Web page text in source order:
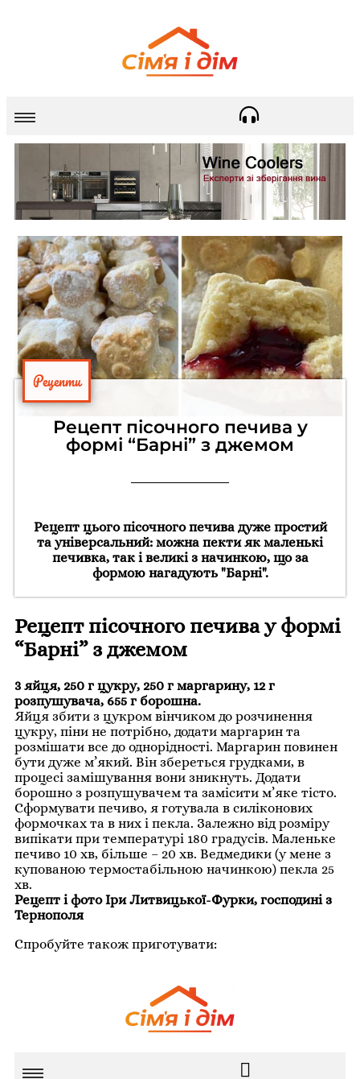
Рецепти
Рецепт пісочного печива у
формі “Барні” з джемом
Рецепт цього пісочного печива дуже простий
та універсальний: можна пекти як маленькі
печивка, так і великі з начинкою, що за
формою нагадують "Барні".
Рецепт пісочного печива у формі
“Барні” з джемом
3 яйця, 250 г цукру, 250 г маргарину, 12 г
розпушувача, 655 г борошна.
Яйця збити з цукром вінчиком до розчинення
цукру, піни не потрібно, додати маргарин та
розмішати все до однорідності. Маргарин повинен
бути дуже м’який. Він збереться грудками, в
процесі замішування вони зникнуть. Додати
борошно з розпушувачем та замісити м’яке тісто.
Сформувати печиво, я готувала в силіконових
формочках та в них і пекла. Залежно від розміру
випікати при температурі 180 градусів. Маленьке
печиво 10 хв, більше – 20 хв. Ведмедики (у мене з
купованою термостабільною начинкою) пекла 25
хв.
Рецепт і фото Іри Литвицької-Фурки, господині з
Тернополя
Спробуйте також приготувати: